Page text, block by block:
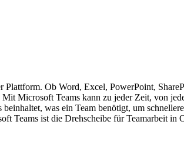
Ob Word, Excel, PowerPoint,
Microsoft Teams kann zu jeder Zeit, von
was ein Team benötigt, um
Teams ist die Drehscheibe für Teamarbeit in